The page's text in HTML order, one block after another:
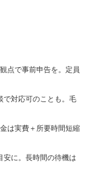
点で事前申告を。定員
で対応可のことも。毛
は実費＋所要時間短縮
に。長時間の待機は